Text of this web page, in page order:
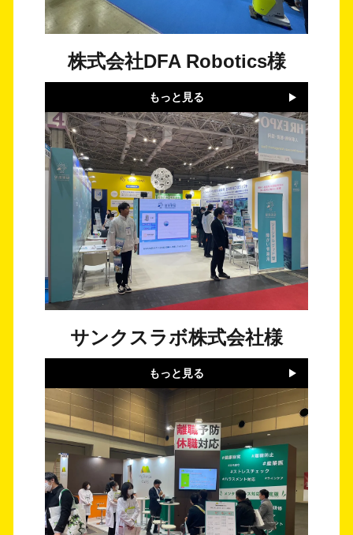
株式会社DFA Robotics様
もっと見る
サンクスラボ株式会社様
もっと見る